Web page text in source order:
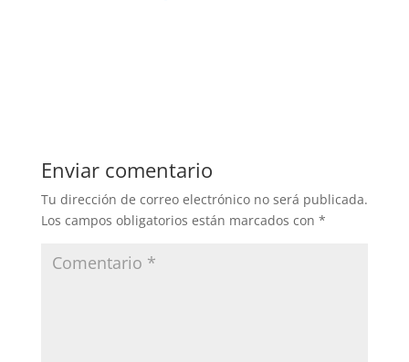
Enviar comentario
Tu dirección de correo electrónico no será publicada.
Los campos obligatorios están marcados con *